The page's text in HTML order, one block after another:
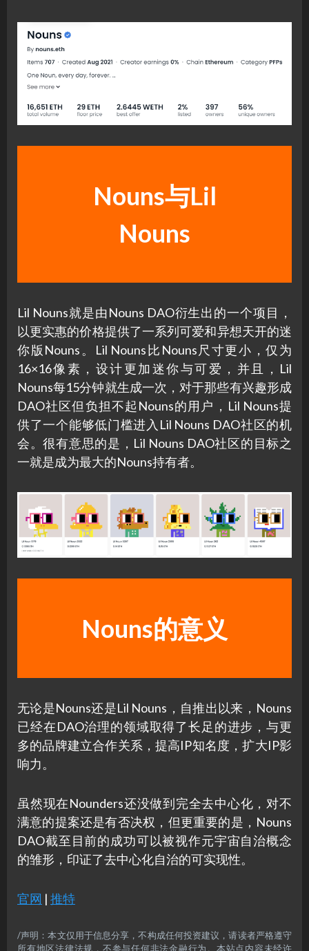
Nouns与Lil
Nouns
Lil Nouns就是由Nouns DAO衍生出的一个项目，
以更实惠的价格提供了一系列可爱和异想天开的迷
你版Nouns。Lil Nouns比Nouns尺寸更小，仅为
16×16像素，设计更加迷你与可爱，并且，Lil
Nouns每15分钟就生成一次，对于那些有兴趣形成
DAO社区但负担不起Nouns的用户，Lil Nouns提
供了一个能够低门槛进入Lil Nouns DAO社区的机
会。很有意思的是，Lil Nouns DAO社区的目标之
一就是成为最大的Nouns持有者。
Nouns的意义
无论是Nouns还是Lil Nouns，自推出以来，Nouns
已经在DAO治理的领域取得了长足的进步，与更
多的品牌建立合作关系，提高IP知名度，扩大IP影
响力。
虽然现在Nounders还没做到完全去中心化，对不
满意的提案还是有否决权，但更重要的是，Nouns
DAO截至目前的成功可以被视作元宇宙自治概念
的雏形，印证了去中心化自治的可实现性。
官网 | 推特
/声明：本文仅用于信息分享，不构成任何投资建议，请读者严格遵守
所有地区法律法规，不参与任何非法金融行为。本站点内容未经许